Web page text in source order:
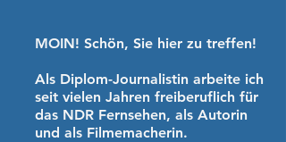
MOIN! Schön, Sie hier zu treffen!
Als Diplom-Journalistin arbeite ich
seit vielen Jahren freiberuflich für
das NDR Fernsehen, als Autorin
und als Filmemacherin.